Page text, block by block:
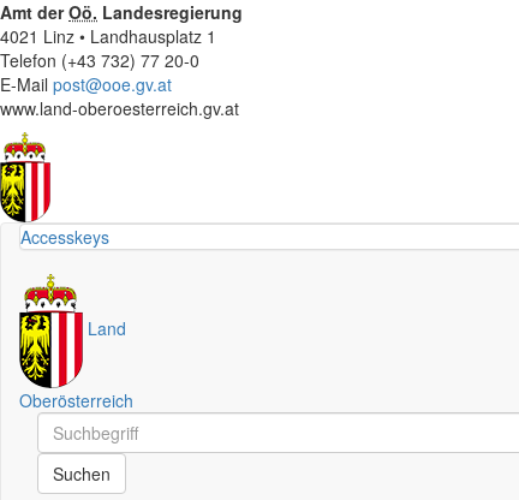
Amt derOö. Landesregierung
4021 Linz • Landhausplatz 1
Telefon (+43 732) 77 20-0
E-Mail post@ooe.gv.at
www.land-oberoesterreich.gv.at
Accesskeys
Land
Oberösterreich
Schnellsuche
Schnellsuche
Suchen